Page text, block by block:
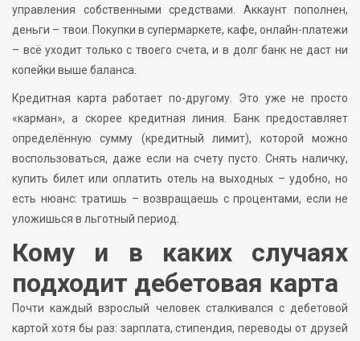
управления собственными средствами. Аккаунт пополнен,
деньги – твои. Покупки в супермаркете, кафе, онлайн-платежи
– всё уходит только с твоего счета, и в долг банк не даст ни
копейки выше баланса.
Кредитная карта работает по-другому. Это уже не просто
«карман», а скорее кредитная линия. Банк предоставляет
определённую сумму (кредитный лимит), которой можно
воспользоваться, даже если на счету пусто. Снять наличку,
купить билет или оплатить отель на выходных – удобно, но
есть нюанс: тратишь – возвращаешь с процентами, если не
уложишься в льготный период.
Кому и в каких случаях
подходит дебетовая карта
Почти каждый взрослый человек сталкивался с дебетовой
картой хотя бы раз: зарплата, стипендия, переводы от друзей